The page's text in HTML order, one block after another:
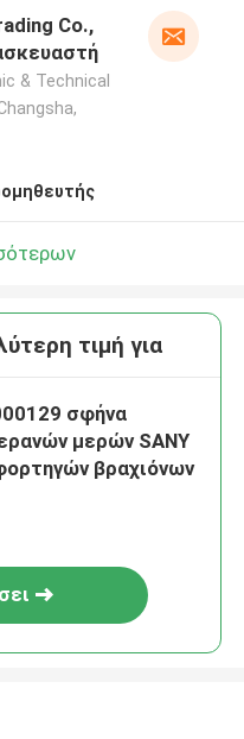
Co.,
& Technical
τιμή για
σφήνα
μερών SANY
βραχιόνων